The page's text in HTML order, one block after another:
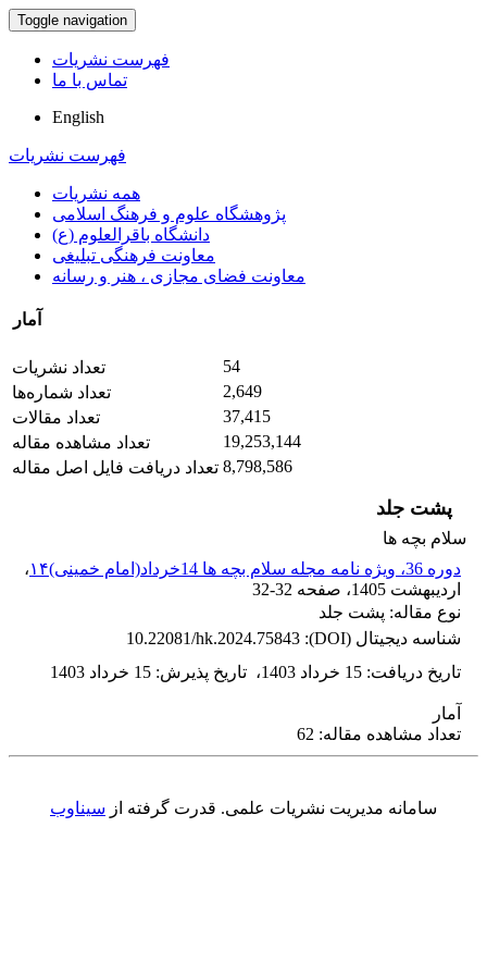
Toggle navigation
فهرست نشریات
تماس با ما
English
فهرست نشریات
همه نشریات
پژوهشگاه علوم و فرهنگ اسلامی
دانشگاه باقرالعلوم (ع)
معاونت فرهنگی تبلیغی
معاونت فضای مجازی ، هنر و رسانه
آمار
تعداد نشریات
54
تعداد شماره‌ها
2,649
تعداد مقالات
37,415
تعداد مشاهده مقاله
19,253,144
تعداد دریافت فایل اصل مقاله 8,798,586
پشت جلد
سلام بچه ها
دوره 36، ویژه نامه مجله سلام بچه ها 14خرداد(امام خمینی)۱۴
،
اردیبهشت 1405
، صفحه 32-32
نوع مقاله: پشت جلد
شناسه دیجیتال (DOI):
10.22081/hk.2024.75843
تاریخ دریافت: 15 خرداد 1403 ، تاریخ پذیرش: 15 خرداد 1403
آمار
تعداد مشاهده مقاله: 62
سامانه مدیریت نشریات علمی. قدرت گرفته از سیناوب